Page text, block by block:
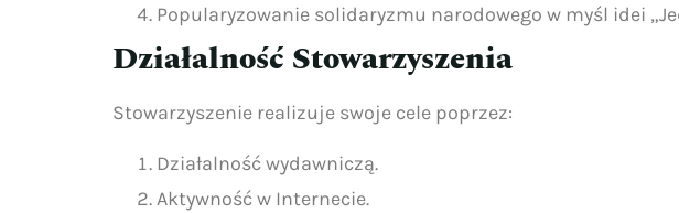
Popularyzowanie solidaryzmu narodowego w myśl idei
Działalność Stowarzyszenia
Stowarzyszenie realizuje swoje cele poprzez:
Działalność wydawniczą.
Aktywność w Internecie.